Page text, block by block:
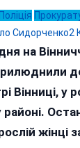
Поліція
Сидорченко2
на
Вінниці, у
жінці